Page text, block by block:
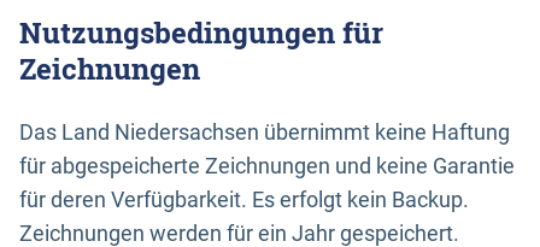
Nutzungsbedingungen für
Zeichnungen
Das Land Niedersachsen übernimmt keine Haftung
für abgespeicherte Zeichnungen und keine Garantie
für deren Verfügbarkeit. Es erfolgt kein Backup.
Zeichnungen werden für ein Jahr gespeichert.